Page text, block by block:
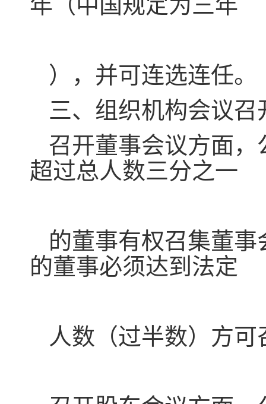
），并可连选连任。
三、组织机构会议召
召开董事会议方面
超过总人数三分之一
的董事有权召集董
的董事必须达到法定
人数（过半数）方